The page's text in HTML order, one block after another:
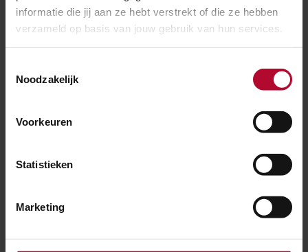
informatie die jij aan ze hebt verstrekt of die ze hebben
verzameld op basis van jouw gebruik van hun services.
Noodzakelijk
Voorkeuren
Statistieken
Marketing
voor koperdiefstal